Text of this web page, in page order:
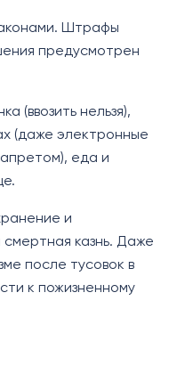
Штрафы
предусмотрен
(ввозить нельзя),
(даже электронные
еда и
и
казнь. Даже
после тусовок в
к пожизненному